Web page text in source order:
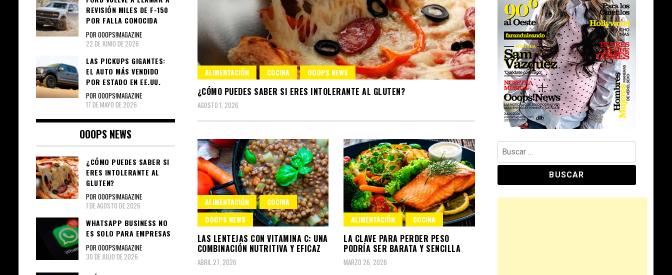
ALIMENTACIÓN COCINA OOOPS NEWS
¿CÓMO PUEDES SABER SI ERES INTOLERANTE AL GLUTEN?
AGOSTO 1, 2026
ALIMENTACIÓN
COCINA
OOOPS NEWS
LAS LENTEJAS CON VITAMINA C: UNA
COMBINACIÓN NUTRITIVA Y EFICAZ
ABRIL 27, 2026
ALIMENTACIÓN COCINA
LA CLAVE PARA PERDER PESO
PODRÍA SER BARATA Y SENCILLA
MARZO 26, 2026
REVISIÓN MILES DE F-150
POR FALLA CONOCIDA
POR OOOPS!MAGAZINE
22 DE JUNIO DE 2026
LAS PICKUPS GIGANTES:
EL AUTO MÁS VENDIDO
POR ESTADO EN EE.UU.
POR OOOPS!MAGAZINE
17 DE MAYO DE 2026
OOOPS NEWS
¿CÓMO PUEDES SABER SI
ERES INTOLERANTE AL
GLUTEN?
POR OOOPS!MAGAZINE
1 DE AGOSTO DE 2026
WHATSAPP BUSINESS NO
ES SOLO PARA EMPRESAS
POR OOOPS!MAGAZINE
30 DE JULIO DE 2026
Buscar: